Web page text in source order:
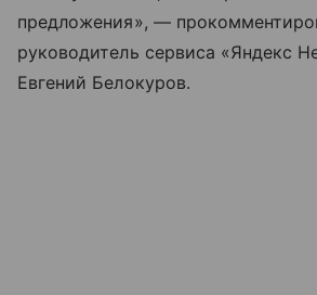
предложения», —
руководитель сервиса «Яндекс
Евгений Белокуров.